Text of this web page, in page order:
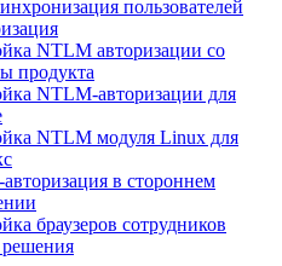
пользователей
NTLM авторизации со
продукта
NTLM-авторизации для
NTLM модуля Linux для
в стороннем
браузеров сотрудников